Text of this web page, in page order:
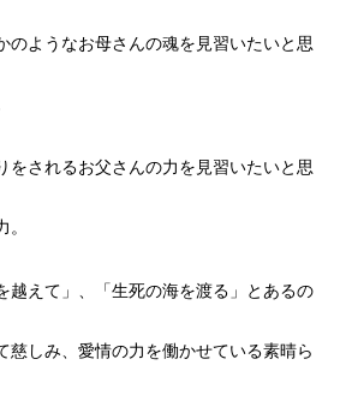
のようなお母さんの魂を見習いたいと思
をされるお父さんの力を見習いたいと思
えて」、「生死の海を渡る」とあるの
慈しみ、愛情の力を働かせている素晴ら